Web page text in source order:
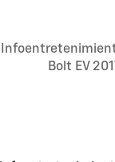
Bolt EV